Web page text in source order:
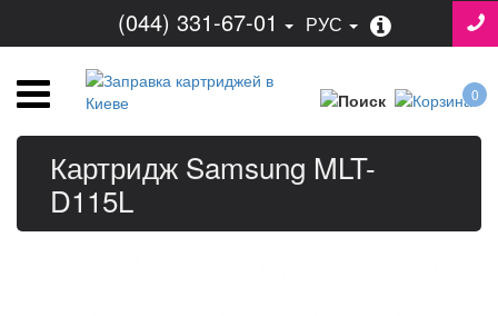
(044) 331-67-01 РУС
0
Картридж Samsung MLT-
D115L